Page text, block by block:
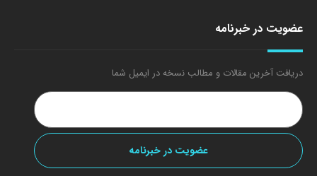
عضویت در خبرنامه
دریافت آخرین مقالات و مطالب نسخه در ایمیل شما